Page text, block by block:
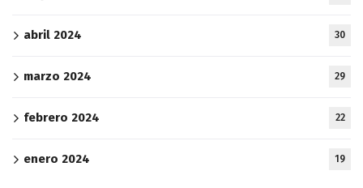
abril 2024 30
marzo 2024 29
febrero 2024 22
enero 2024 19